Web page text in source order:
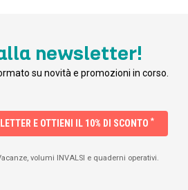
newsletter!
su novità e promozioni in corso.
E OTTIENI IL 10% DI SCONTO *
volumi INVALSI e quaderni operativi.